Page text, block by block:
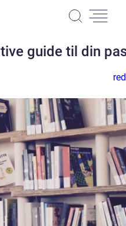
guide til din